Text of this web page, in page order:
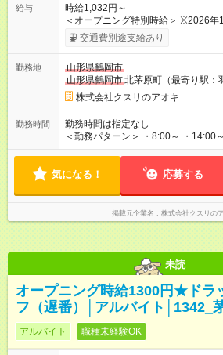
給与
時給1,032円～
＜オープニング特別時給＞ ※2026
別時給 8:30～17:00 時給1300円
※2026年12月21日～通常時給適用
降 25％増し（営業店舗のみ） ※2026年12月21日～適用 ★下
記当社条件に対応できる方は時給
17:00～22:00＋168円 ★当社条件★ 近隣店舗へのヘルプが可能
な方 【試用期間】試用期間なし
交通費別途支給あり
勤務地
山形県鶴岡市
山形県鶴岡市北茅原町（最寄り駅：
株式会社クスリのアオキ
勤務時間
勤務時間は指定なし
＜勤務パターン＞ ・8:00～ ・14:00
務OK！ 週2日以上勤務可能な方 ※1
気になる！ 応募する
掲載元企業名 株式会社クスリの
未読
オープニング時給1300円★ドラ
フ（遅番）│アルバイト│1342_
アルバイト 職種未経験OK